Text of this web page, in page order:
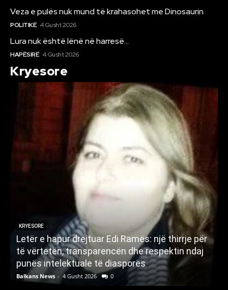
Veza e pulës nuk mund të krahasohet me Dinosaurin
POLITIKË 4 Gusht 2026
Lura nuk është lënë në harresë…
HAPËSIRË 4 Gusht 2026
Kryesore
KRYESORE
Letër e hapur drejtuar Edi Ramës: një thirrje për
të vërtetën, transparencën dhe respektin ndaj
punës intelektuale të diasporës
Balkans News - 4 Gusht 2026 0